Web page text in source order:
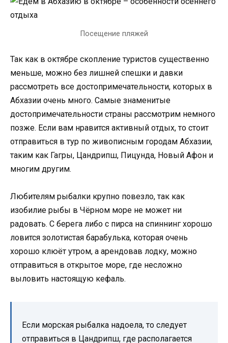
Посещение пляжей
Так как в октябре скопление туристов существенно
меньше, можно без лишней спешки и давки
рассмотреть все достопримечательности, которых в
Абхазии очень много. Самые знаменитые
достопримечательности страны рассмотрим немного
позже. Если вам нравится активный отдых, то стоит
отправиться в тур по живописным городам Абхазии,
таким как Гагры, Цандрипш, Пицунда, Новый Афон и
многим другим.
Любителям рыбалки крупно повезло, так как
изобилие рыбы в Чёрном море не может ни
радовать. С берега либо с пирса на спиннинг хорошо
ловится золотистая барабулька, которая очень
хорошо клюёт утром, а арендовав лодку, можно
отправиться в открытое море, где несложно
выловить настоящую кефаль.
Если морская рыбалка надоела, то следует
отправиться в Цандрипш, где располагается